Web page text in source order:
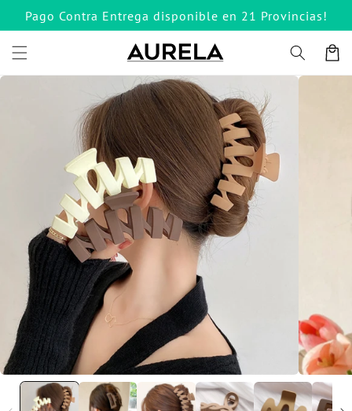
directamente
al contenido
Pago Contra Entrega disponible en 21 Provincias!
Carrito
Ir
directamente
del producto